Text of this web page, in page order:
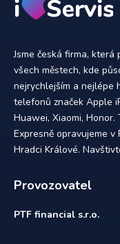
Jsme česká firma,
všech městech, kde
nejrychlejším a nejlépe
telefonů značek Apple
Huawei, Xiaomi, Honor.
Expresně opravujeme v
Hradci Králové.
Provozovatel
PTF financial s.r.o.